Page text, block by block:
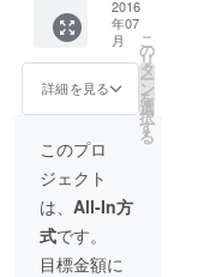
梱包×寿
オリジ
ナル
iPhone
ケース
2016
年07
月
詳細を見る
こ
の
リ
タ
ー
ン
を
選
択
す
る
このプロ
ジェクト
は、 All-In方
式です。
目標金額に